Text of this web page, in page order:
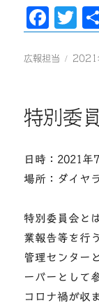
Fa
ce
bo
T
wi
tte
投
広報担当
投
2021
特別委
日時：2021年
場所：ダイヤ
特別委員会と
業報告等を行
管理センター
ーバーとして
コロナ禍が収